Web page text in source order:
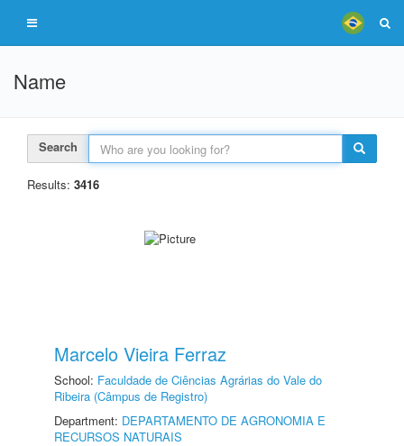
Name
Search
Results: 3416
Marcelo Vieira Ferraz
School: Faculdade de Ciências Agrárias do Vale do
Ribeira (Câmpus de Registro)
Department: DEPARTAMENTO DE AGRONOMIA E
RECURSOS NATURAIS